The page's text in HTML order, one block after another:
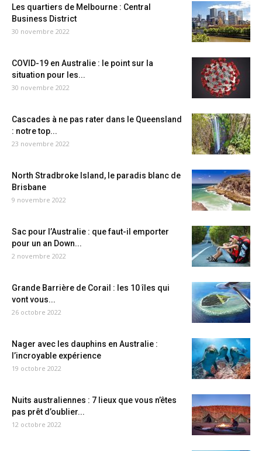
Les quartiers de Melbourne : Central
Business District
30 novembre 2022
COVID-19 en Australie : le point sur la
situation pour les...
30 novembre 2022
Cascades à ne pas rater dans le Queensland
: notre top...
23 novembre 2022
North Stradbroke Island, le paradis blanc de
Brisbane
9 novembre 2022
Sac pour l’Australie : que faut-il emporter
pour un an Down...
2 novembre 2022
Grande Barrière de Corail : les 10 îles qui
vont vous...
26 octobre 2022
Nager avec les dauphins en Australie :
l’incroyable expérience
19 octobre 2022
Nuits australiennes : 7 lieux que vous n’êtes
pas prêt d’oublier...
12 octobre 2022